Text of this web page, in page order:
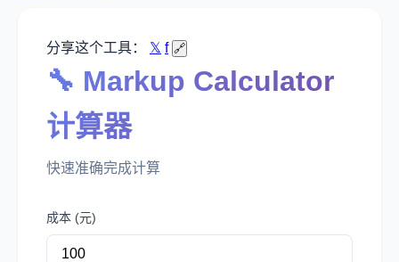
分享这个工具： 𝕏 f 🔗
🔧 Markup Calculator
计算器
快速准确完成计算
成本 (元)